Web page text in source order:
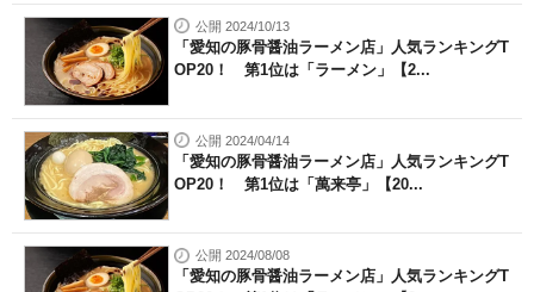
公開 2024/10/13
「愛知の豚骨醤油ラーメン店」人気ランキングT
OP20！ 第1位は「ラーメン」【2...
公開 2024/04/14
「愛知の豚骨醤油ラーメン店」人気ランキングT
OP20！ 第1位は「萬来亭」【20...
公開 2024/08/08
「愛知の豚骨醤油ラーメン店」人気ランキングT